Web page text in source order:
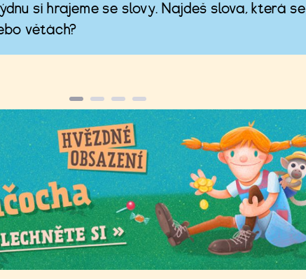
si hrajeme se slovy. Najdeš slova, která se
větách?